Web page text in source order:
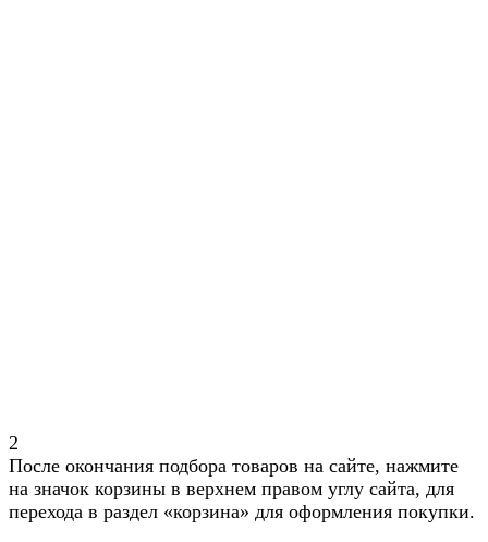
2
После окончания подбора товаров на сайте, нажмите
на значок корзины в верхнем правом углу сайта, для
перехода в раздел «корзина» для оформления покупки.